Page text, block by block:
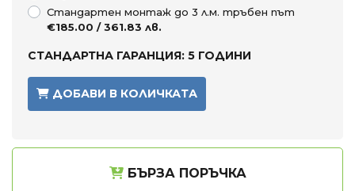
Стандартен монтаж до 3 л.м. тръбен път
€185.00 / 361.83 лв.
СТАНДАРТНА ГАРАНЦИЯ: 5 ГОДИНИ
ДОБАВИ В КОЛИЧКАТА
БЪРЗА ПОРЪЧКА